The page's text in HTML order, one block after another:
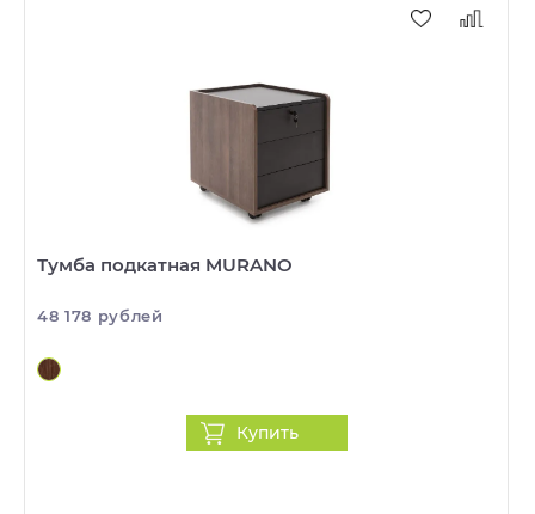
Тумба подкатная MURANO
48 178 рублей
Купить